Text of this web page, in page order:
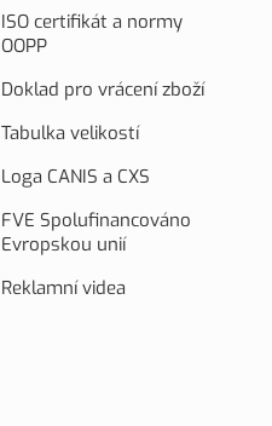
ISO certifikát a normy
OOPP
Doklad pro vrácení zboží
Tabulka velikostí
Loga CANIS a CXS
FVE Spolufinancováno
Evropskou unií
Reklamní videa